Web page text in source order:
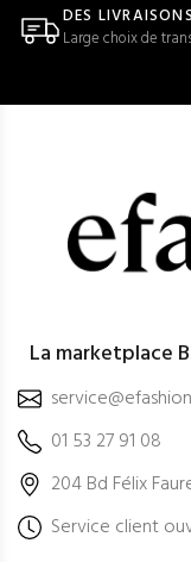
DES
Large choix de
La marketplace
01 53 27 91 08
204 Bd Félix
Service client